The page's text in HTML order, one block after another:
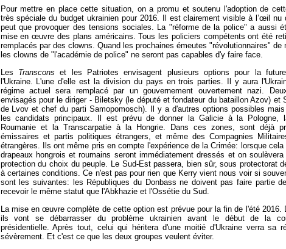
Pour mettre en place cette situation, on a promu et soutenu l'adoption de
très spéciale du budget ukrainien pour 2016. Il est clairement visible à l’œil nu
peut que provoquer des tensions sociales. La "réforme de la police" a aussi
mise en œuvre des plans américains. Tous les policiers compétents ont été
remplacés par des clowns. Quand les prochaines émeutes "révolutionnaires" de
les clowns de "l'académie de police" ne seront pas capables d'y faire face.
Les Transconset les Patriotes envisagent plusieurs options pour la
l'Ukraine. L'une d'elle est la division du pays en trois parties. Il y aura
régime actuel sera remplacé par un gouvernement ouvertement nazi.
envisagés pour le diriger - Biletsky (le député et fondateur du bataillon Azov) et
de Lvov et chef du parti Samopomosch). Il y a d'autres options possibles
les candidats principaux. Il est prévu de donner la Galicie à la Pologne,
Roumanie et la Transcarpatie à la Hongrie. Dans ces zones, sont déjà
émissaires et partis politiques étrangers, et même des Compagnies
étrangères. Ils ont même pris en compte l'expérience de la Crimée: lorsque cela
drapeaux hongrois et roumains seront immédiatement dressés et on
protection du choix du peuple. Le Sud-Est passera, bien sûr, sous protectorat
à certaines conditions. Ce n'est pas pour rien que Kerry vient nous voir si
sont les suivantes: les Républiques du Donbass ne doivent pas faire partie
recevoir le même statut que l'Abkhazie et l'Ossétie du Sud.
La mise en œuvre complète de cette option est prévue pour la fin de l'été 2016.
ils vont se débarrasser du problème ukrainien avant le début de la
présidentielle. Après tout, celui qui héritera d'une moitié d'Ukraine verra sa
sévèrement. Et c'est ce que les deux groupes veulent éviter.